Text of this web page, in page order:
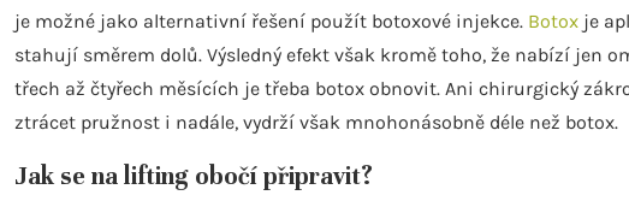
je možné jako alternativní řešení použít botoxové injekce. Botox je
stahují směrem dolů. Výsledný efekt však kromě toho, že nabízí jen
třech až čtyřech měsících je třeba botox obnovit. Ani chirurgický
ztrácet pružnost i nadále, vydrží však mnohonásobně déle než botox.
Jak se na lifting obočí připravit?